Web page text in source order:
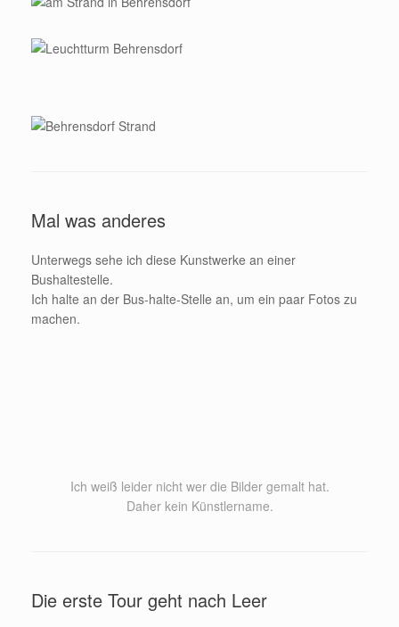
Mal was anderes
Unterwegs sehe ich diese Kunstwerke an einer
Bushaltestelle.
Ich halte an der Bus-halte-Stelle an, um ein paar Fotos zu
machen.
Ich weiß leider nicht wer die Bilder gemalt hat.
Daher kein Künstlername.
Die erste Tour geht nach Leer